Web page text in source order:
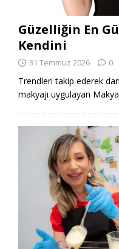
Güzelliğin En
Kendini
31 Temmuz 2026 0
Trendleri takip ederek
makyajı uygulayan